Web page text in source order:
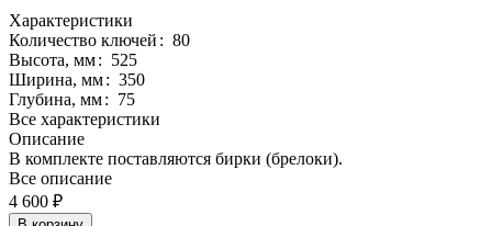
Характеристики
Количество ключей : 80
Высота, мм: 525
Ширина, мм: 350
Глубина, мм: 75
Все характеристики
Описание
В комплекте поставляются бирки (брелоки).
Все описание
4 600 ₽